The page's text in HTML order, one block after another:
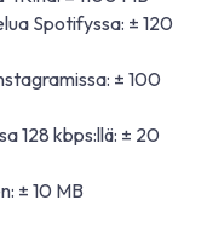
Spotifyssa: ± 120
± 100
128 kbps:llä: ± 20
± 10 MB